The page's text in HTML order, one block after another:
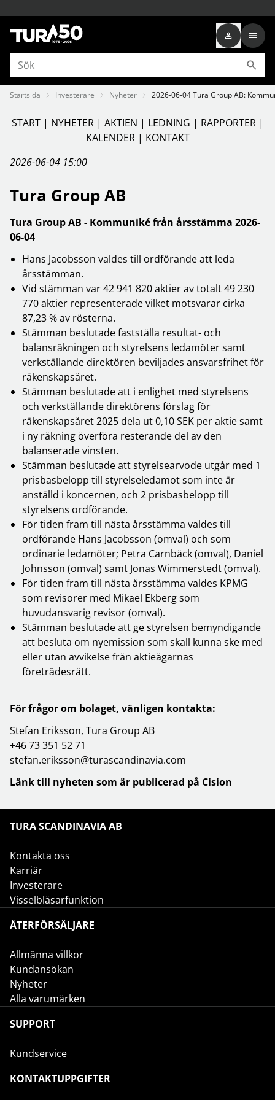
Startsida Investerare Nyheter 2026-06-04 Tura Group AB:
START | NYHETER | AKTIEN | LEDNING | RAPPORTER |
KALENDER | KONTAKT
2026-06-04 15:00
Tura Group AB
Tura Group AB - Kommuniké från årsstämma 2026-
06-04
Hans Jacobsson valdes till ordförande att leda
årsstämman.
Vid stämman var 42 941 820 aktier av totalt 49 230
770 aktier representerade vilket motsvarar cirka
87,23 % av rösterna.
Stämman beslutade fastställa resultat- och
balansräkningen och styrelsens ledamöter samt
verkställande direktören beviljades ansvarsfrihet för
räkenskapsåret.
Stämman beslutade att i enlighet med styrelsens
och verkställande direktörens förslag för
räkenskapsåret 2025 dela ut 0,10 SEK per aktie samt
i ny räkning överföra resterande del av den
balanserade vinsten.
Stämman beslutade att styrelsearvode utgår med 1
prisbasbelopp till styrelseledamot som inte är
anställd i koncernen, och 2 prisbasbelopp till
styrelsens ordförande.
För tiden fram till nästa årsstämma valdes till
ordförande Hans Jacobsson (omval) och som
ordinarie ledamöter; Petra Carnbäck (omval), Daniel
Johnsson (omval) samt Jonas Wimmerstedt (omval).
För tiden fram till nästa årsstämma valdes KPMG
som revisorer med Mikael Ekberg som
huvudansvarig revisor (omval).
Stämman beslutade att ge styrelsen bemyndigande
att besluta om nyemission som skall kunna ske med
eller utan avvikelse från aktieägarnas
företrädesrätt.
För frågor om bolaget, vänligen kontakta:
Stefan Eriksson, Tura Group AB
+46 73 351 52 71
stefan.eriksson@turascandinavia.com
Länk till nyheten som är publicerad på Cision
TURA SCANDINAVIA AB
Kontakta oss
Karriär
Investerare
Visselblåsarfunktion
ÅTERFÖRSÄLJARE
Allmänna villkor
Kundansökan
Nyheter
Alla varumärken
SUPPORT
Kundservice
KONTAKTUPPGIFTER